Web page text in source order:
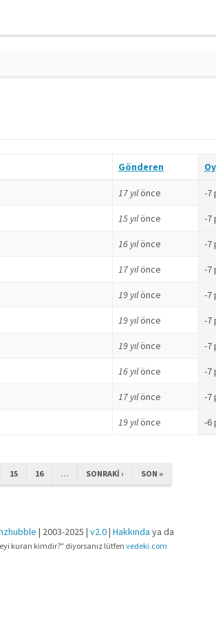
Gönderen
17 yılönce -7
15 yılönce -7
16 yılönce -7
17 yılönce -7
19 yılönce -7
19 yılönce -7
19 yılönce -7
16 yılönce -7
17 yılönce -7
19 yılönce -6
15 16 … SONRAKI › SON »
| 2003-2025 | v2.0| Hakkında ya da
kuran kimdir?" diyorsanız lütfen vedeki.com